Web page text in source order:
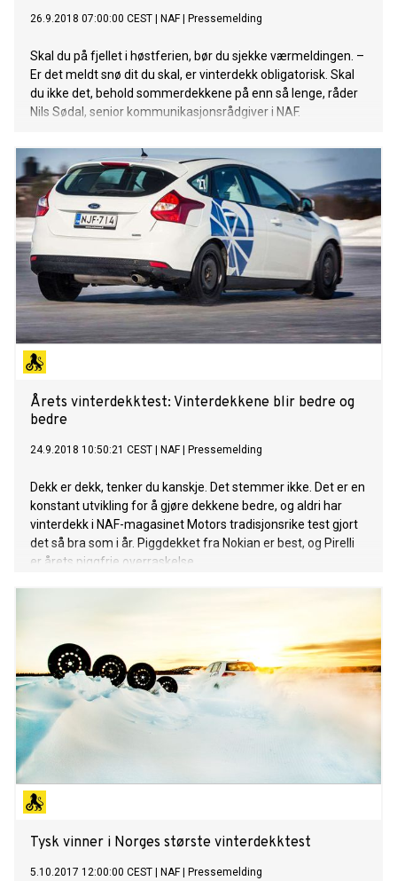
26.9.2018 07:00:00 CEST NAF| Pressemelding
Skal du på fjellet i høstferien, bør du sjekke værmeldingen. –
Er det meldt snø dit du skal, er vinterdekk obligatorisk. Skal
du ikke det, behold sommerdekkene på enn så lenge, råder
Nils Sødal, senior kommunikasjonsrådgiver i NAF.
Årets vinterdekktest: Vinterdekkene blir bedre og
bedre
24.9.2018 10:50:21 CEST NAF| Pressemelding
Dekk er dekk, tenker du kanskje. Det stemmer ikke. Det er en
konstant utvikling for å gjøre dekkene bedre, og aldri har
vinterdekk i NAF-magasinet Motors tradisjonsrike test gjort
det så bra som i år. Piggdekket fra Nokian er best, og Pirelli
er årets piggfrie overraskelse.
Tysk vinner i Norges største vinterdekktest
5.10.2017 12:00:00 CEST NAF| Pressemelding